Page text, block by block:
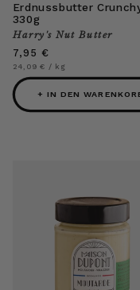
Erdnussbutter
330g
Anbieter:
Harry's Nut Butter
Normaler
Preis
7,95 €
Grundpreis
24,09 € / pro
kg
+ IN DEN